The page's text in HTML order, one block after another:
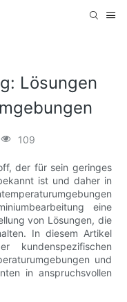
Lösungen
109
der für sein geringes
ist und daher in
eine
von Lösungen, die
In diesem Artikel
kundenspezifischen
und
in anspruchsvollen